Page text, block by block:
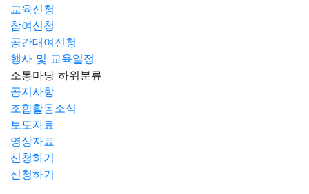
교육신청
참여신청
공간대여신청
행사 및 교육일정
소통마당 하위분류
공지사항
조합활동소식
보도자료
영상자료
신청하기
신청하기